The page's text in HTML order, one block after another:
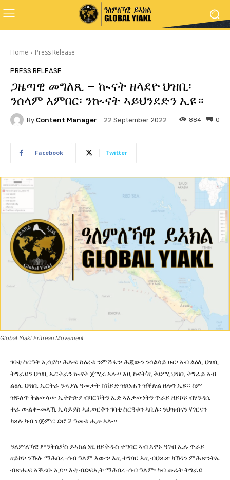
Home Press Release
PRESS RELEASE
ጋዜጣዊ መግለጺ – ኲናት ዘላደዮ ህዝቢ፡
ንሰላም እምበር፡ ንኲናት ኣይህንደድን ኢዩ።
By Content Manager 22 September 2022 0
884
Facebook Twitter
Global Yiakl Eritrean Movement
ገባቲ ስርዓት ኢሳያስ፡ ሕሉፍ ስዕረቱ ንምሽፋን፡ ሕጂውን ንሳልሳይ ዙር፡ ኣብ ልዕሊ ህዝቢ
ትግራይን ህዝቢ ኤርትራን ኲናት ጀሚሩ ኣሎ። እዚ ኩናት’ዚ ቅድሚ ህዝቢ ትግራይ ኣብ
ልዕሊ ህዝቢ ኤርትራ ንሓያለ ዓመታት ክኸይድ ዝጸነሐን ዝቕጽል ዘሎን ኢዩ። ከም
ዝፍለጥ ቅልውላው ኢትዮጵያ ብባርኾትን ኢድ ኣእታውነትን ጥራይ ዘይኮነ፡ ብሃንዳሲ
ተራ ውልቀ-መላኺ ኢሳይያስ ኣፈወርቅን ገባቲ ስርዓቱን ኣቢሉ፡ ንህዝብናን ሃገርናን
ክጸሉ ካብ ዝጅምር ድሮ 2 ዓመቱ ሒዙ ኣሎ።
ዓለምለኻዊ ምንቅስቓስ ይኣክል ነዚ ዘይቅዱስ ተግባር ኣብ እዋኑ ዓገብ ኢሉ ጥራይ
ዘይኮነ፡ ንኹሉ ማሕበረ-ሰብ ዓለም እውን፡ እዚ ተግባር እዚ ብህጹጽ ክኹነን ምሕጽንትኡ
ብጽሑፍ ኣቕሪቡ ኢዩ። እቲ ብድፍኢት ማሕበረ-ሰብ ዓለም፡ ካብ መሬት ትግራይ